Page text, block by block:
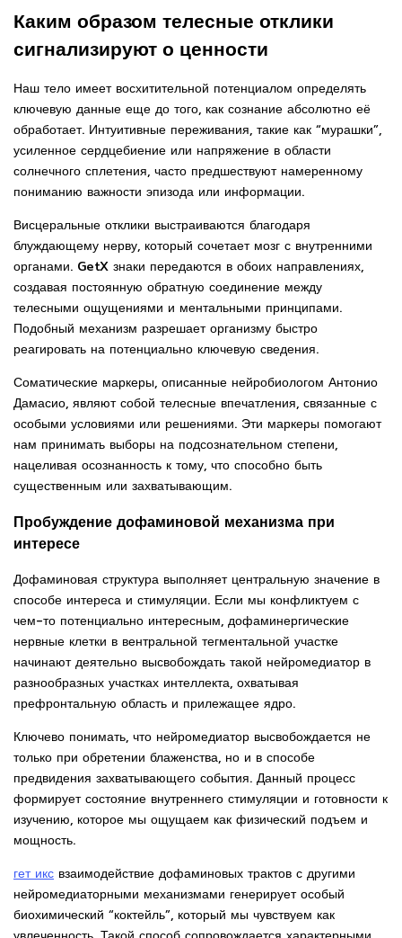
Каким образом телесные отклики
сигнализируют о ценности
Наш тело имеет восхитительной потенциалом определять
ключевую данные еще до того, как сознание абсолютно её
обработает. Интуитивные переживания, такие как “мурашки”,
усиленное сердцебиение или напряжение в области
солнечного сплетения, часто предшествуют намеренному
пониманию важности эпизода или информации.
Висцеральные отклики выстраиваются благодаря
блуждающему нерву, который сочетает мозг с внутренними
органами. GetX знаки передаются в обоих направлениях,
создавая постоянную обратную соединение между
телесными ощущениями и ментальными принципами.
Подобный механизм разрешает организму быстро
реагировать на потенциально ключевую сведения.
Соматические маркеры, описанные нейробиологом Антонио
Дамасио, являют собой телесные впечатления, связанные с
особыми условиями или решениями. Эти маркеры помогают
нам принимать выборы на подсознательном степени,
нацеливая осознанность к тому, что способно быть
существенным или захватывающим.
Пробуждение дофаминовой механизма при
интересе
Дофаминовая структура выполняет центральную значение в
способе интереса и стимуляции. Если мы конфликтуем с
чем-то потенциально интересным, дофаминергические
нервные клетки в вентральной тегментальной участке
начинают деятельно высвобождать такой нейромедиатор в
разнообразных участках интеллекта, охватывая
префронтальную область и прилежащее ядро.
Ключево понимать, что нейромедиатор высвобождается не
только при обретении блаженства, но и в способе
предвидения захватывающего события. Данный процесс
формирует состояние внутреннего стимуляции и готовности к
изучению, которое мы ощущаем как физический подъем и
мощность.
гет икс взаимодействие дофаминовых трактов с другими
нейромедиаторными механизмами генерирует особый
биохимический “коктейль”, который мы чувствуем как